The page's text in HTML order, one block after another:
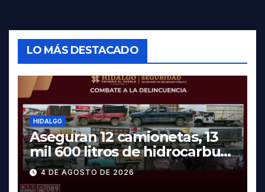
LO MÁS DESTACADO
HIDALGO
Aseguran 12 camionetas, 13
mil 600 litros de hidrocarburo
y dos vehículos robados en
Tula
4 DE AGOSTO DE 2026